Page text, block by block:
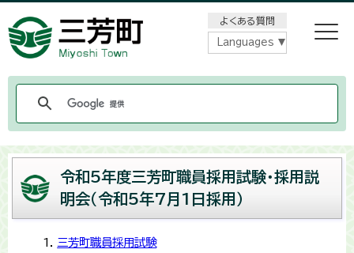
よくある質問
Languages
令和5年度三芳町職員採用試験・採用説
明会（令和5年7月1日採用）
三芳町職員採用試験